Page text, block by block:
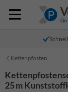
Kettenpfosten
25 m